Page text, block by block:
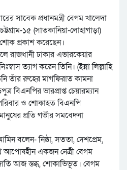
সাবেক প্রধানমন্ত্রী বেগম খালেদা
১৫ (সাতকানিয়া-লোহাগাড়া)
প্রকাশ করেছেন।
রাজধানী ঢাকার এভারকেয়ার
ত্যাগ করেন তিনি। (ইন্না লিল্লাহি
তাঁর রুহের মাগফিরাত কামনা
বিএনপির ভারপ্রাপ্ত চেয়ারম্যান
ও শোকাহত বিএনপি
প্রতি গভীর সমবেদনা
বলেন- নিষ্ঠা, সততা, দেশপ্রেম,
আপোষহীন একজন নেত্রী বেগম
আজ স্তব্ধ, শোকাভিভূত। বেগম